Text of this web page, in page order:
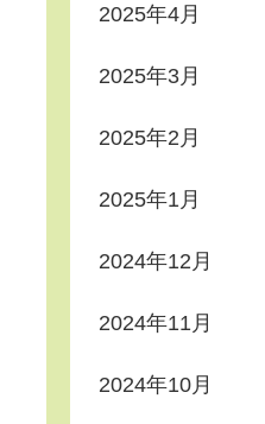
2025年4月
2025年3月
2025年2月
2025年1月
2024年12月
2024年11月
2024年10月